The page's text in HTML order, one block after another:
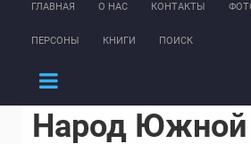
ГЛАВНАЯ О НАС КОНТАКТЫ
ПЕРСОНЫ КНИГИ ПОИСК
Народ Южной